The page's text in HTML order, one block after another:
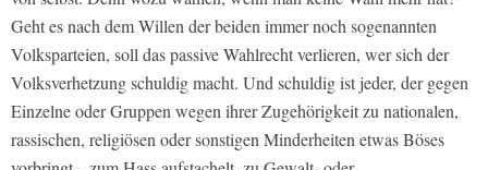
Geht es nach dem Willen der beiden immer noch sogenannten
Volksparteien, soll das passive Wahlrecht verlieren, wer sich der
Volksverhetzung schuldig macht. Und schuldig ist jeder, der gegen
Einzelne oder Gruppen wegen ihrer Zugehörigkeit zu nationalen,
rassischen, religiösen oder sonstigen Minderheiten etwas Böses